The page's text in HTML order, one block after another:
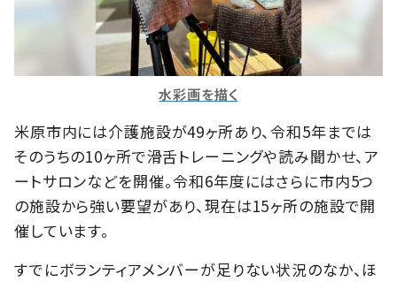
水彩画を描く
米原市内には介護施設が49ヶ所あり、令和5年までは
そのうちの10ヶ所で滑舌トレーニングや読み聞かせ、ア
ートサロンなどを開催。令和6年度にはさらに市内5つ
の施設から強い要望があり、現在は15ヶ所の施設で開
催しています。
すでにボランティアメンバーが足りない状況のなか、ほ